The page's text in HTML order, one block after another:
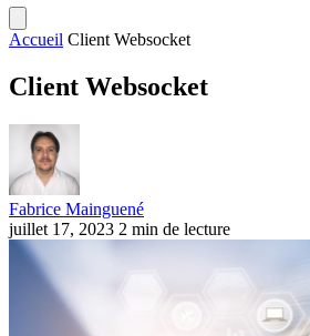
Accueil Client Websocket
Client Websocket
Fabrice Mainguené
juillet 17, 2023 2 min de lecture